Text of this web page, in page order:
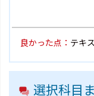
良かった点： テキ
選択科目